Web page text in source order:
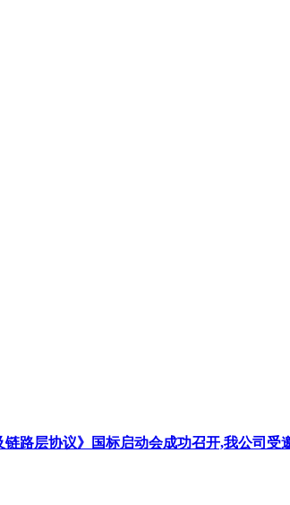
链路层协议》国标启动会成功召开,我公司受